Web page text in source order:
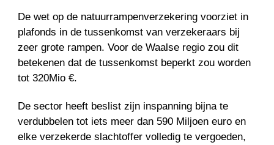
De wet op de natuurrampenverzekering voorziet in
plafonds in de tussenkomst van verzekeraars bij
zeer grote rampen. Voor de Waalse regio zou dit
betekenen dat de tussenkomst beperkt zou worden
tot 320Mio €.
De sector heeft beslist zijn inspanning bijna te
verdubbelen tot iets meer dan 590 Miljoen euro en
elke verzekerde slachtoffer volledig te vergoeden,